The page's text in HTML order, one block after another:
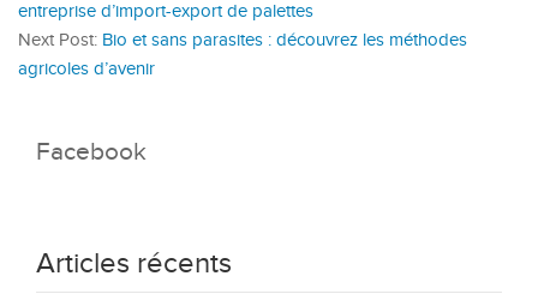
entreprise d’import-export de palettes
Next Post: Bio et sans parasites : découvrez les méthodes
agricoles d’avenir
Facebook
Articles récents